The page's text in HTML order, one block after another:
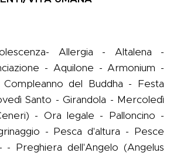
Allergia - Altalena -
- Aquilone - Armonium -
del Buddha - Festa
Santo - Girandola - Mercoledì
- Ora legale - Palloncino -
- Pesca d'altura - Pesce
Preghiera dell'Angelo (Angelus